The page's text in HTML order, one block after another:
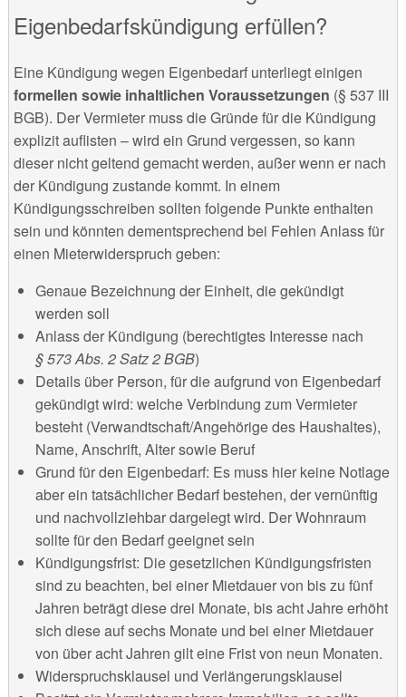
Eigenbedarfskündigung erfüllen?
Eine Kündigung wegen Eigenbedarf unterliegt einigen
formellen sowie inhaltlichen Voraussetzungen (§ 537 III
BGB). Der Vermieter muss die Gründe für die Kündigung
explizit auflisten – wird ein Grund vergessen, so kann
dieser nicht geltend gemacht werden, außer wenn er nach
der Kündigung zustande kommt. In einem
Kündigungsschreiben sollten folgende Punkte enthalten
sein und könnten dementsprechend bei Fehlen Anlass für
einen Mieterwiderspruch geben:
Genaue Bezeichnung der Einheit, die gekündigt
werden soll
Anlass der Kündigung (berechtigtes Interesse nach
§ 573 Abs. 2 Satz 2 BGB)
Details über Person, für die aufgrund von Eigenbedarf
gekündigt wird: welche Verbindung zum Vermieter
besteht (Verwandtschaft/Angehörige des Haushaltes),
Name, Anschrift, Alter sowie Beruf
Grund für den Eigenbedarf: Es muss hier keine Notlage
aber ein tatsächlicher Bedarf bestehen, der vernünftig
und nachvollziehbar dargelegt wird. Der Wohnraum
sollte für den Bedarf geeignet sein
Kündigungsfrist: Die gesetzlichen Kündigungsfristen
sind zu beachten, bei einer Mietdauer von bis zu fünf
Jahren beträgt diese drei Monate, bis acht Jahre erhöht
sich diese auf sechs Monate und bei einer Mietdauer
von über acht Jahren gilt eine Frist von neun Monaten.
Widerspruchsklausel und Verlängerungsklausel